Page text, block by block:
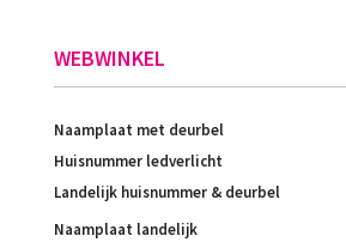
WEBWINKEL
Naamplaat met deurbel
Huisnummer ledverlicht
Landelijk huisnummer & deurbel
Naamplaat landelijk